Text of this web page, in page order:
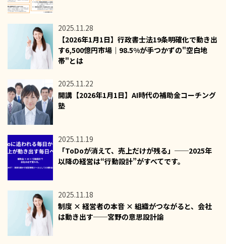
2025.11.28
【2026年1月1日】行政書士法19条明確化で動き出
す6,500億円市場｜98.5%が手つかずの"空白地
帯"とは
2025.11.22
開講【2026年1月1日】AI時代の補助金コーチング
塾
2025.11.19
「ToDoが消えて、売上だけが残る」──2025年
以降の経営は“行動設計”がすべてです。
2025.11.18
制度 × 経営者の本音 × 組織がつながると、会社
は動き出す──宮野の意思設計論